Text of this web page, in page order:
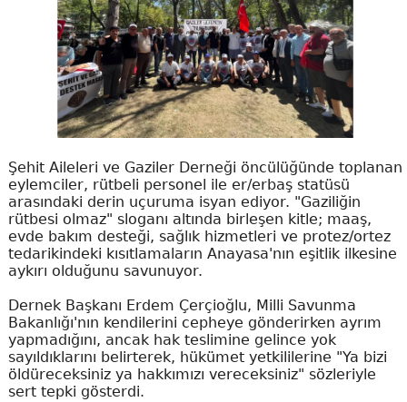
Şehit Aileleri ve Gaziler Derneği öncülüğünde toplanan
eylemciler, rütbeli personel ile er/erbaş statüsü
arasındaki derin uçuruma isyan ediyor. "Gaziliğin
rütbesi olmaz" sloganı altında birleşen kitle; maaş,
evde bakım desteği, sağlık hizmetleri ve protez/ortez
tedarikindeki kısıtlamaların Anayasa'nın eşitlik ilkesine
aykırı olduğunu savunuyor.
Dernek Başkanı Erdem Çerçioğlu, Milli Savunma
Bakanlığı'nın kendilerini cepheye gönderirken ayrım
yapmadığını, ancak hak teslimine gelince yok
sayıldıklarını belirterek, hükümet yetkililerine "Ya bizi
öldüreceksiniz ya hakkımızı vereceksiniz" sözleriyle
sert tepki gösterdi.